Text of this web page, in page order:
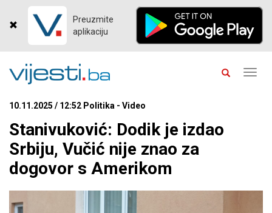
Preuzmite
aplikaciju
10.11.2025 / 12:52 Politika - Video
Stanivuković: Dodik je izdao
Srbiju, Vučić nije znao za
dogovor s Amerikom